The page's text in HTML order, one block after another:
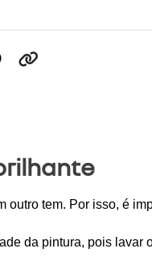
tem. Por isso, é
da pintura, pois lavar